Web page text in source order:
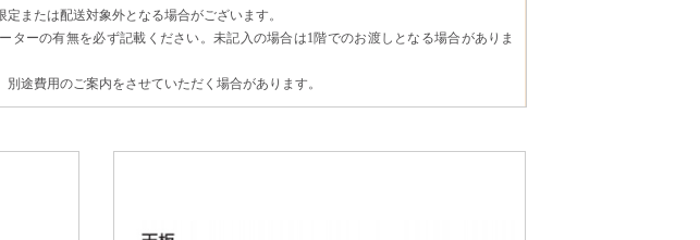
または配送対象外となる場合がございます。
ターの有無を必ず記載ください。未記入の場合は1階でのお渡しとなる場合がありま
途費用のご案内をさせていただく場合があります。